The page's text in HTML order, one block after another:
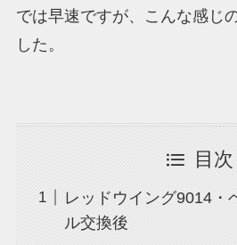
では早速ですが、こんな感じ
した。
目次
レッドウイング9014・
ル交換後